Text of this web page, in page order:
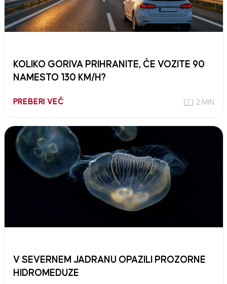
KOLIKO GORIVA PRIHRANITE, ČE VOZITE 90
NAMESTO 130 KM/H?
PREBERI VEČ 2 MIN
V SEVERNEM JADRANU OPAZILI PROZORNE
HIDROMEDUZE